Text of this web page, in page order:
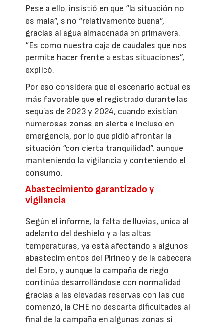
Pese a ello, insistió en que “la situación no
es mala”, sino “relativamente buena”,
gracias al agua almacenada en primavera.
“Es como nuestra caja de caudales que nos
permite hacer frente a estas situaciones”,
explicó.
Por eso considera que el escenario actual es
más favorable que el registrado durante las
sequías de 2023 y 2024, cuando existían
numerosas zonas en alerta e incluso en
emergencia, por lo que pidió afrontar la
situación “con cierta tranquilidad”, aunque
manteniendo la vigilancia y conteniendo el
consumo.
Abastecimiento garantizado y
vigilancia
Según el informe, la falta de lluvias, unida al
adelanto del deshielo y a las altas
temperaturas, ya está afectando a algunos
abastecimientos del Pirineo y de la cabecera
del Ebro, y aunque la campaña de riego
continúa desarrollándose con normalidad
gracias a las elevadas reservas con las que
comenzó, la CHE no descarta dificultades al
final de la campaña en algunas zonas si